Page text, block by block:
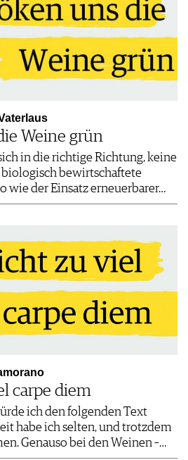
Weine grün
in die richtige Richtung, keine
bewirtschaftete
wie der Einsatz erneuerbarer…
carpe diem
ich den folgenden Text
habe ich selten, und trotzdem
Genauso bei den Weinen –…